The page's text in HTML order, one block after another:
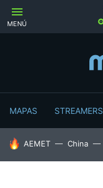
MENÚ
MAPAS STREAMERS
HOY SE HABLA DE
AEMET China